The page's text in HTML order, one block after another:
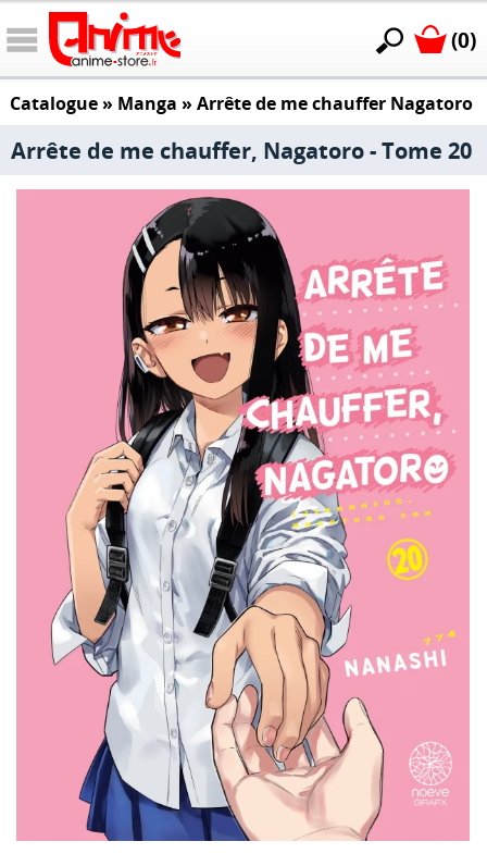
(0)
Catalogue» Manga » Arrête de me chauffer Nagatoro
Arrête de me chauffer, Nagatoro - Tome 20